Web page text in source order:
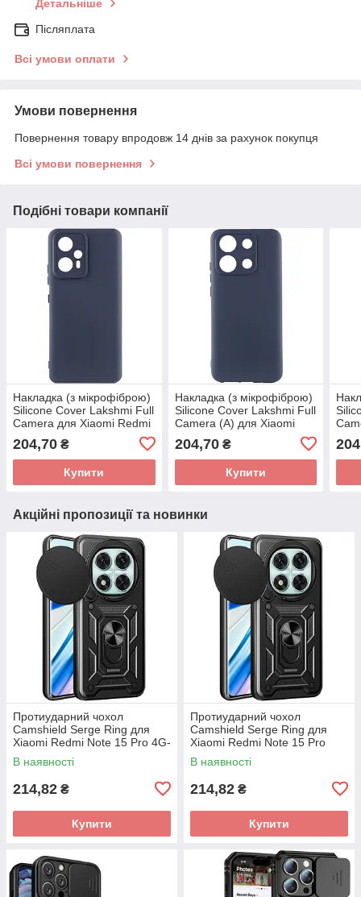
Детальніше
Післяплата
Всі умови оплати
Умови повернення
Повернення товару впродовж 14 днів за рахунок покупця
Всі умови повернення
Подібні товари компанії
Накладка (з мікрофіброю)
Silicone Cover Lakshmi Full
Camera для Xiaomi Redmi
Note 12T Pro- темно-синій
204,70 ₴
Купити
Накладка (з мікрофіброю)
Silicone Cover Lakshmi Full
Camera (A) для Xiaomi
Poco X6- темно-синій
204,70₴
Купити
Акційні пропозиції та новинки
Протиударний чохол
Camshield Serge Ring для
Xiaomi Redmi Note 15 Pro 4G-
чорний
В наявності
214,82 ₴
Купити
Протиударний чохол
Camshield Serge Ring для
Xiaomi Redmi Note 15 Pro
Plus 5G / Poco M8 Pro-
чорний
В наявності
214,82 ₴
Купити